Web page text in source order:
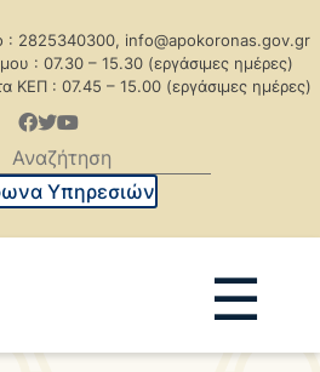
: 2825340300, info@apokoronas.gov.gr
: 07.30 – 15.30 (εργάσιμες ημέρες)
ΚΕΠ : 07.45 – 15.00 (εργάσιμες ημέρες)
Υπηρεσιών
☰